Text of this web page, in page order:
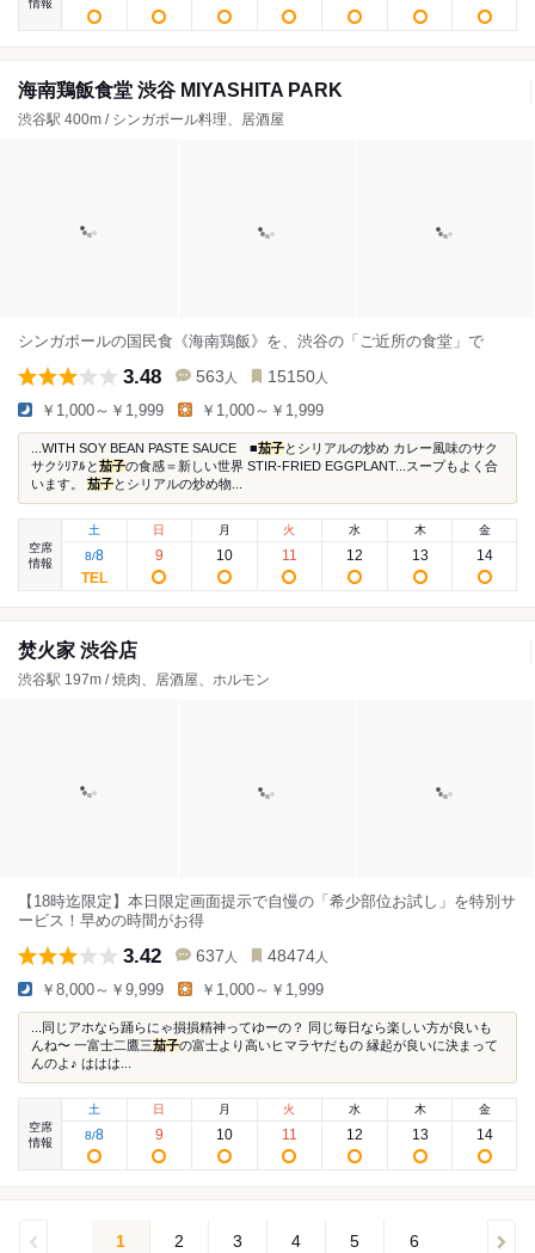
情報
海南鶏飯食堂 渋谷 MIYASHITA PARK
渋谷駅 400m / シンガポール料理、居酒屋
シンガポールの国民食《海南鶏飯》を、渋谷の「ご近所の食堂」で
3.48 563 人 15150 人
￥1,000～￥1,999 ￥1,000～￥1,999
...WITH SOY BEAN PASTE SAUCE ■茄子とシリアルの炒め カレー風味のサク
サクｼﾘｱﾙと茄子の食感＝新しい世界 STIR-FRIED EGGPLANT...スープもよく合
います。 茄子とシリアルの炒め物...
空席
情報
土
8/8
日
9
月
10
火
11
水
12
木
13
金
14
焚火家 渋谷店
渋谷駅 197m / 焼肉、居酒屋、ホルモン
【18時迄限定】本日限定画面提示で自慢の「希少部位お試し」を特別サ
ービス！早めの時間がお得
3.42 637 人 48474 人
￥8,000～￥9,999 ￥1,000～￥1,999
...同じアホなら踊らにゃ損損精神ってゆーの？ 同じ毎日なら楽しい方が良いも
んね〜 一富士二鷹三茄子の富士より高いヒマラヤだもの 縁起が良いに決まって
んのよ♪ ははは...
空席
情報
土
8/8
日
9
月
10
火
11
水
12
木
13
金
14
1 2 3 4 5 6